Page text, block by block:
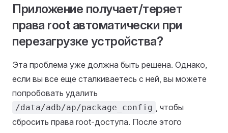
Приложение получает/теряет
права root автоматически при
перезагрузке устройства?
Эта проблема уже должна быть решена. Однако,
если вы все еще сталкиваетесь с ней, вы можете
попробовать удалить
/data/adb/ap/package_config , чтобы
сбросить права root-доступа. После этого